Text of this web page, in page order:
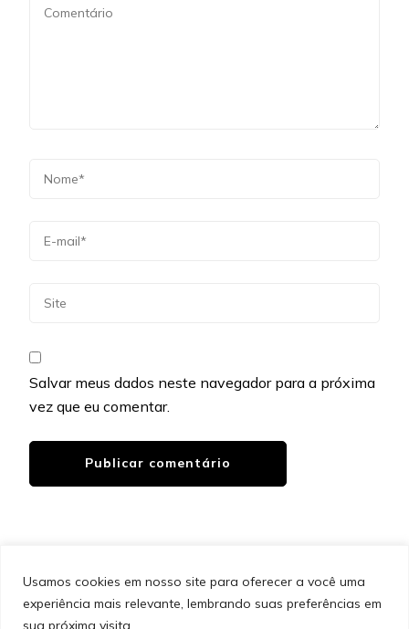
Usamos cookies em nosso site para oferecer a você uma
experiência mais relevante, lembrando suas preferências em
sua próxima visita.
Salvar meus dados neste navegador para a próxima
vez que eu comentar.
SITEMAP POLÍTICA DE PRIVACIDADE
EQUIPE